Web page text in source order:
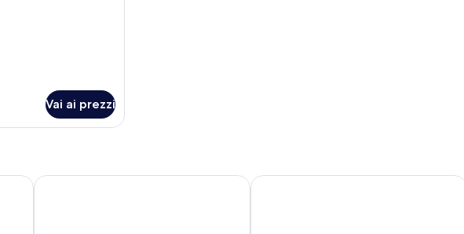
Vai ai prezzi
Phi Hotel Principe La Tenuta di Santo Stefano Agri Resort